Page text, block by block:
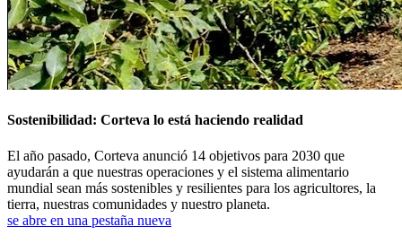
Sostenibilidad: Corteva lo está haciendo realidad
El año pasado, Corteva anunció 14 objetivos para 2030 que
ayudarán a que nuestras operaciones y el sistema alimentario
mundial sean más sostenibles y resilientes para los agricultores, la
tierra, nuestras comunidades y nuestro planeta.
se abre en una pestaña nueva